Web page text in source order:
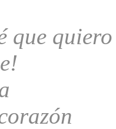
que